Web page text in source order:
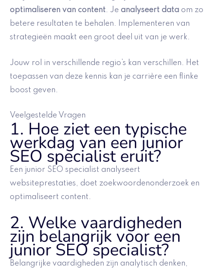
optimaliseren van content. Je analyseert data om zo
betere resultaten te behalen. Implementeren van
strategieën maakt een groot deel uit van je werk.
Jouw rol in verschillende regio’s kan verschillen. Het
toepassen van deze kennis kan je carrière een flinke
boost geven.
Veelgestelde Vragen
1. Hoe ziet een typische
werkdag van een junior
SEO specialist eruit?
Een junior SEO specialist analyseert
websiteprestaties, doet zoekwoordenonderzoek en
optimaliseert content.
2. Welke vaardigheden
zijn belangrijk voor een
junior SEO specialist?
Belangrijke vaardigheden zijn analytisch denken,